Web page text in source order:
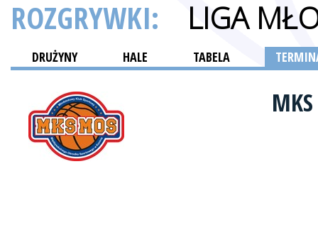
ROZGRYWKI: LIGA
DRUŻYNY HALE TABELA